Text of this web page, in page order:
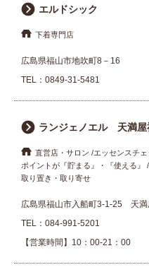
エルドシック
下着専門店
広島県福山市地吹町8－16
TEL： 0849-31-5481
ランジェノエル 天満屋
直営店・サロン
エッセンスチェ
ポイントが『貯まる』・『使える』
取り置き・取り寄せ
広島県福山市入船町3-1-25 天
TEL： 084-991-5201
【営業時間】10：00-21：00